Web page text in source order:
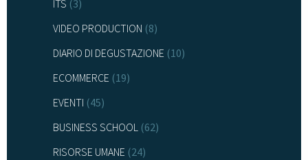
ITS (3)
VIDEO PRODUCTION (8)
DIARIO DI DEGUSTAZIONE (10)
ECOMMERCE (19)
EVENTI (45)
BUSINESS SCHOOL (62)
RISORSE UMANE (24)